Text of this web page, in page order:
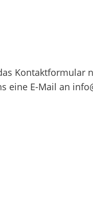
Kontaktformular
eine E-Mail an